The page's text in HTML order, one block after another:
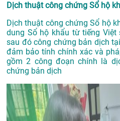
Dịch thuật công chứng Sổ hộ
Dịch thuật công chứng Sổ hộ
dung Sổ hộ khẩu từ tiếng
sau đó công chứng bản dịch
đảm bảo tính chính xác và
gồm 2 công đoạn chính là
chứng bản dịch